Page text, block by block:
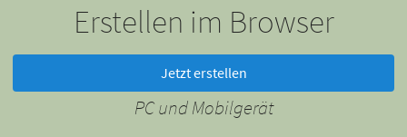
Erstellen im Browser
Jetzt erstellen
PC und Mobilgerät